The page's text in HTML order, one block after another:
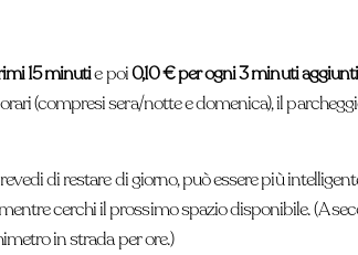
15 minutie poi0,10 € per ogni 3 minuti
(compresi sera/notte e domenica), il
di restare di giorno, può essere più
cerchi il prossimo spazio disponibile. (A
in strada per ore.)